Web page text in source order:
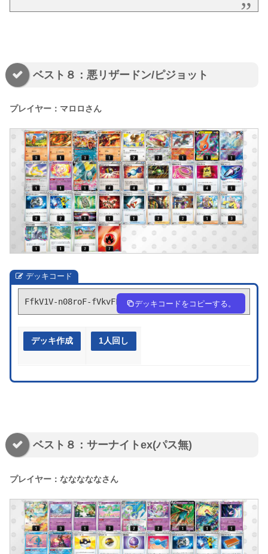
ベスト８：悪リザードン/ピジョット
プレイヤー：マロロさん
デッキコード
FfkV1V-n08roF-fVkvFF デッキコードをコピーする。
デッキ作成 1人回し
ベスト８：サーナイトex(パス無)
プレイヤー：なななななさん